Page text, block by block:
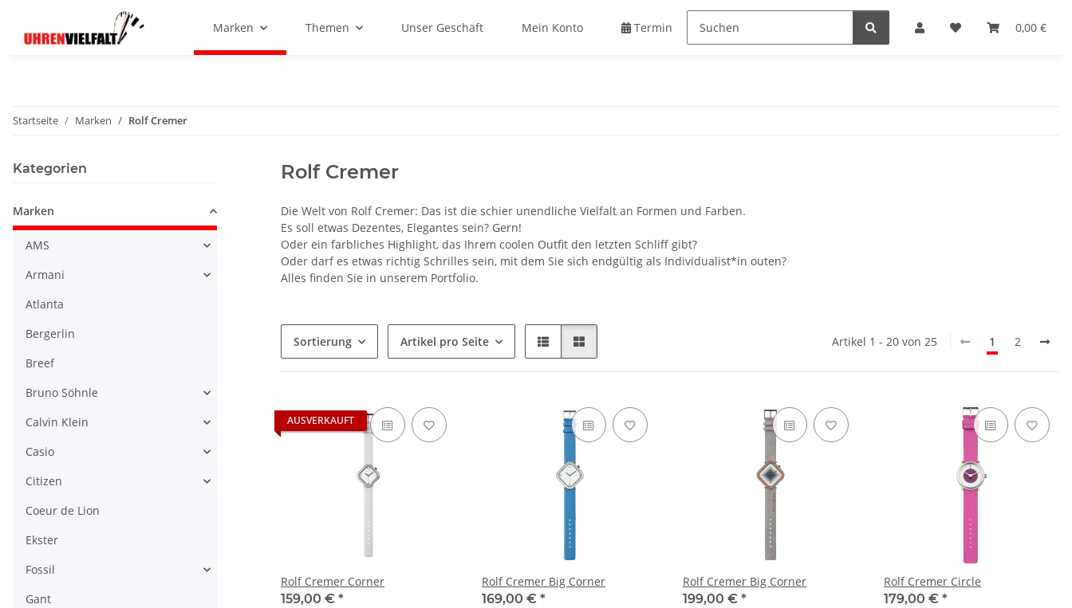
0,00 €
Marken Themen Unser Geschäft Mein Konto Termin buchen
Startseite Marken Rolf Cremer
Rolf Cremer
Die Welt von Rolf Cremer: Das ist die schier unendliche Vielfalt an Formen und Farben.
Es soll etwas Dezentes, Elegantes sein? Gern!
Oder ein farbliches Highlight, das Ihrem coolen Outfit den letzten Schliff gibt?
Oder darf es etwas richtig Schrilles sein, mit dem Sie sich endgültig als Individualist*in outen?
Alles finden Sie in unserem Portfolio.
Sortierung Artikel pro Seite Artikel 1 - 20 von 25 1 2
AUSVERKAUFT
Rolf Cremer Corner
159,00 € *
Rolf Cremer Big Corner
169,00 € *
Rolf Cremer Big Corner
199,00 € *
Rolf Cremer Circle
179,00 € *
Kategorien
Marken
AMS
Armani
Atlanta
Bergerlin
Breef
Bruno Söhnle
Calvin Klein
Casio
Citizen
Coeur de Lion
Ekster
Fossil
Gant